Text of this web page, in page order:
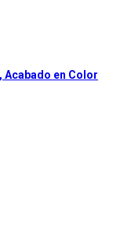
Acabado en Color